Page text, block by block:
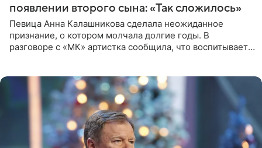
появлении второго сына: «Так сложилось»
Певица Анна Калашникова сделала неожиданное
признание, о котором молчала долгие годы. В
разговоре с «МК» артистка сообщила, что воспитывает